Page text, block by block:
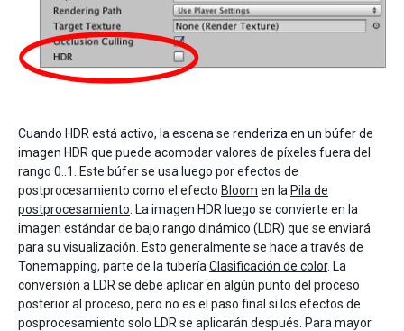
Cuando HDR está activo, la escena se renderiza en un búfer de
imagen HDR que puede acomodar valores de píxeles fuera del
rango 0..1. Este búfer se usa luego por efectos de
postprocesamiento como el efecto Bloom en la Pila de
postprocesamiento . La imagen HDR luego se convierte en la
imagen estándar de bajo rango dinámico (LDR) que se enviará
para su visualización. Esto generalmente se hace a través de
Tonemapping, parte de la tubería Clasificación de color. La
conversión a LDR se debe aplicar en algún punto del proceso
posterior al proceso, pero no es el paso final si los efectos de
posprocesamiento solo LDR se aplicarán después. Para mayor